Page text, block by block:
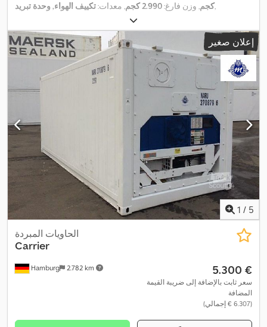
كجم , وزن فارغ:2.990 كجم , معدات:تكييف الهواء, وحدة تبريد ,
إعلان صغير
1 / 5
Hamburg 2.782 km
الحاويات المبردة
Carrier
‏5.300 €
سعر ثابت بالإضافة إلى ضريبة القيمة
المضافة
(‏6.307 € إجمالي)